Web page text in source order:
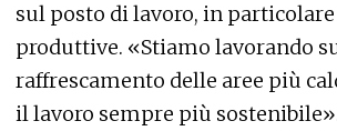
sul posto di lavoro, in
produttive. «Stiamo lavorando
raffrescamento delle aree più
il lavoro sempre più